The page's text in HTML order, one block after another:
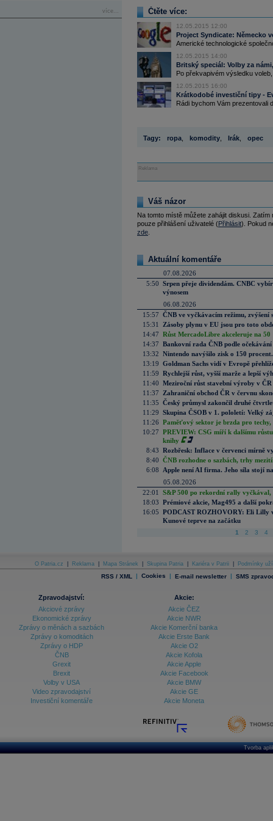
více... Čtěte více:
12.05.2015 12:00
Project Syndicate: Německo
Americké technologické
12.05.2015 14:00
Britský speciál: Volby za
Po překvapivém výsledku
12.05.2015 16:00
Krátkodobé investiční tipy -
Rádi bychom Vám prezentovali
Tagy: ropa komodity Irák opec
Reklama
Váš názor
Na tomto místě můžete zahájit diskusi.
pouze přihlášení uživatelé (Přihlásit). Pokud
zde
Aktuální komentáře
07.08.2026
5:50 Srpen přeje dividendám. CNBC
výnosem
06.08.2026
15:57 ČNB ve vyčkávacím režimu, zvýšení
15:31
Zásoby plynu v EU jsou pro toto
14:47 Růst MercadoLibre akceleruje na
14:37 Bankovní rada ČNB podle
13:32 Nintendo navýšilo zisk o 150
13:19 Goldman Sachs vidí v Evropě
11:59 Rychlejší růst, vyšší marže a lepší
11:40 Meziroční růst stavební výroby v
11:37
Zahraniční obchod ČR v červnu
11:35 Český průmysl zakončil druhé
11:29 Skupina ČSOB v 1. pololetí: Velký
11:26 Paměťový sektor je brzda pro techy,
10:27 PREVIEW: CSG míří k dalšímu
knihy
8:43 Rozbřesk: Inflace v červenci mírně
8:40 ČNB rozhodne o sazbách, trhy
6:08
Apple není AI firma. Jeho síla stojí
05.08.2026
22:01
S&P 500 po rekordní rally vyčkával,
18:03 Prémiové akcie, Mag495 a další
16:05 PODCAST ROZHOVORY: Eli Lilly
Kunové teprve na začátku
1 2 3 4
O Patria.cz Reklama Mapa Stránek Skupina Patria Kariéra v Patrii Podmínky
RSS / XML | Cookies | E-mail newsletter | SMS
Zpravodajství:
Akciové zprávy
Ekonomické zprávy
Zprávy o měnách a sazbách
Zprávy o komoditách
Zprávy o HDP
ČNB
Grexit
Brexit
Volby v USA
Video zpravodajství
Investiční komentáře
Akcie:
Akcie ČEZ
Akcie NWR
Akcie Komerční banka
Akcie Erste Bank
Akcie O2
Akcie Kofola
Akcie Apple
Akcie Facebook
Akcie BMW
Akcie GE
Akcie Moneta
Tvorba